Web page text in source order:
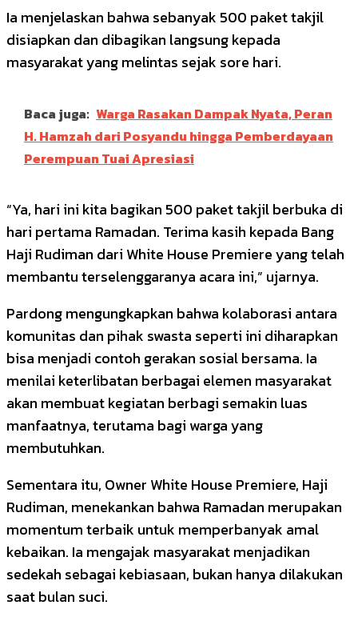
Ia menjelaskan bahwa sebanyak 500 paket takjil
disiapkan dan dibagikan langsung kepada
masyarakat yang melintas sejak sore hari.
Baca juga: Warga Rasakan Dampak Nyata, Peran
H. Hamzah dari Posyandu hingga Pemberdayaan
Perempuan Tuai Apresiasi
“Ya, hari ini kita bagikan 500 paket takjil berbuka di
hari pertama Ramadan. Terima kasih kepada Bang
Haji Rudiman dari White House Premiere yang telah
membantu terselenggaranya acara ini,” ujarnya.
Pardong mengungkapkan bahwa kolaborasi antara
komunitas dan pihak swasta seperti ini diharapkan
bisa menjadi contoh gerakan sosial bersama. Ia
menilai keterlibatan berbagai elemen masyarakat
akan membuat kegiatan berbagi semakin luas
manfaatnya, terutama bagi warga yang
membutuhkan.
Sementara itu, Owner White House Premiere, Haji
Rudiman, menekankan bahwa Ramadan merupakan
momentum terbaik untuk memperbanyak amal
kebaikan. Ia mengajak masyarakat menjadikan
sedekah sebagai kebiasaan, bukan hanya dilakukan
saat bulan suci.